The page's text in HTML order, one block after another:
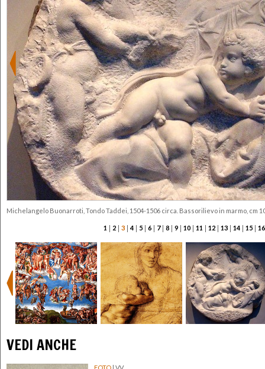
Michelangelo Buonarroti, Tondo Taddei, 1504-1506 circa. Bassorilievo in marmo, cm
1 | 2| 3| 4| 5| 6| 7| 8| 9| 10| 11 | 12| 13| 14| 15| 16
VEDI ANCHE